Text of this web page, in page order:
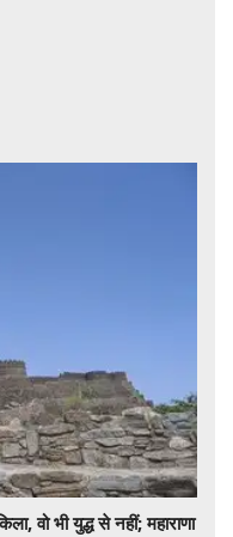
वो भी युद्ध से नहीं; महाराणा